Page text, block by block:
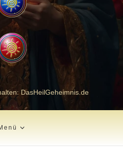
DasHeilGeheimnis.de